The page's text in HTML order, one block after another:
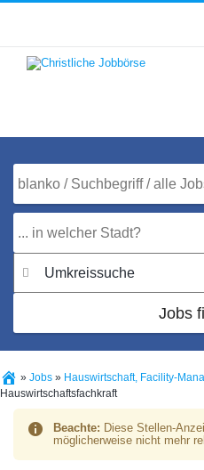
Jobs
» Jobs » Hauswirtschaft, Facility-
Hauswirtschaftsfachkraft
Beachte: Diese Stellen-
möglicherweise nicht mehr